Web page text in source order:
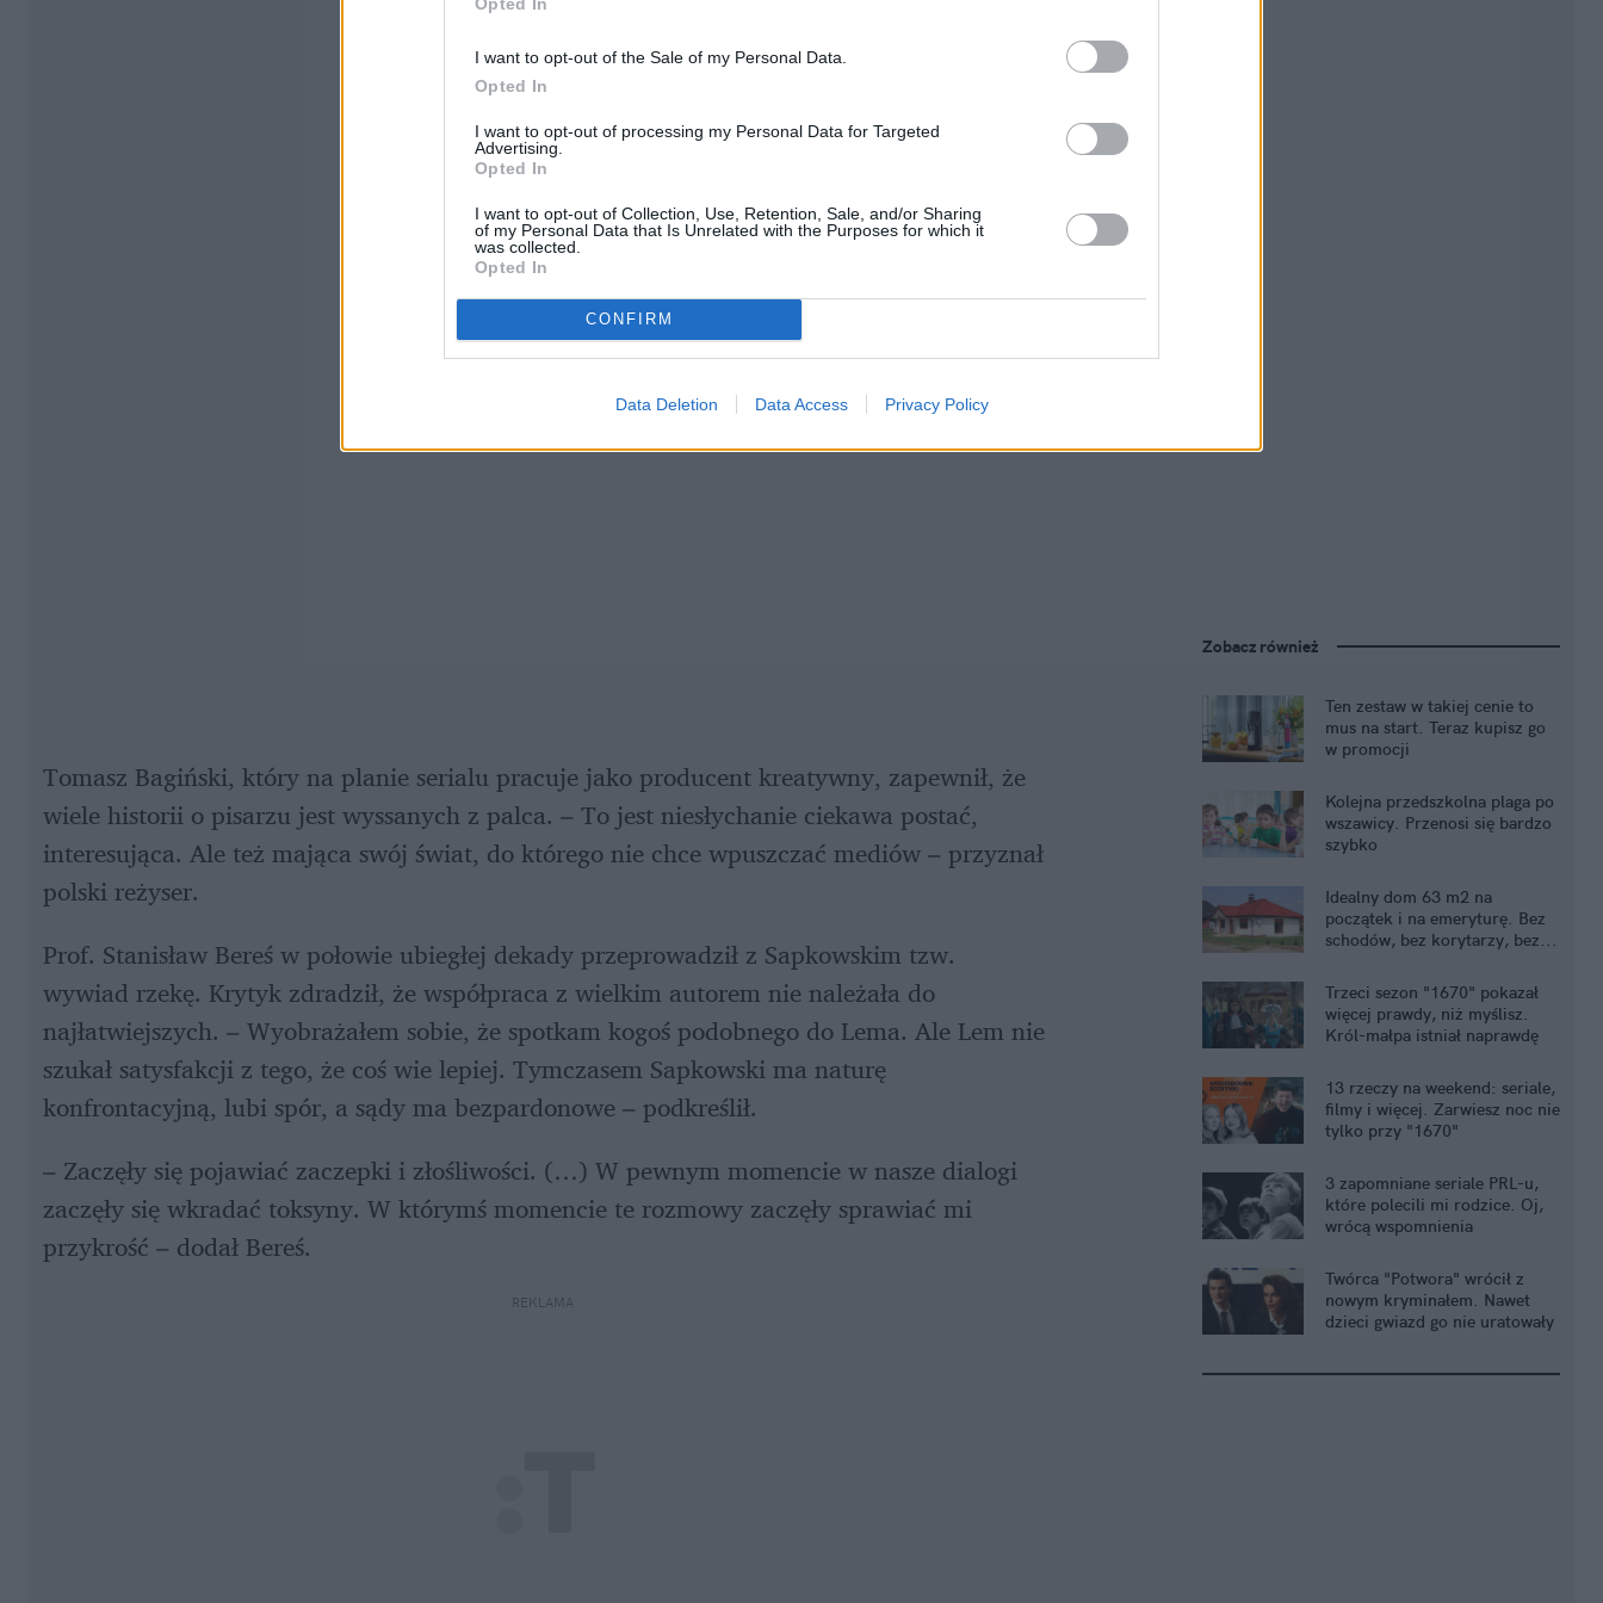
I want to opt-out of the Sale of my Personal Data.
Opted In
I want to opt-out of processing my Personal Data for Targeted
Advertising.
Opted In
I want to opt-out of Collection, Use, Retention, Sale, and/or Sharing
of my Personal Data that Is Unrelated with the Purposes for which it
was collected.
Opted In
CONFIRM
Data Deletion Data Access Privacy Policy
Tomasz Bagiński, który na planie serialu pracuje jako producent kreatywny, zapewnił, że
wiele historii o pisarzu jest wyssanych z palca. – To jest niesłychanie ciekawa postać,
interesująca. Ale też mająca swój świat, do którego nie chce wpuszczać mediów – przyznał
polski reżyser.
Prof. Stanisław Bereś w połowie ubiegłej dekady przeprowadził z Sapkowskim tzw.
wywiad rzekę. Krytyk zdradził, że współpraca z wielkim autorem nie należała do
najłatwiejszych. – Wyobrażałem sobie, że spotkam kogoś podobnego do Lema. Ale Lem nie
szukał satysfakcji z tego, że coś wie lepiej. Tymczasem Sapkowski ma naturę
konfrontacyjną, lubi spór, a sądy ma bezpardonowe – podkreślił.
– Zaczęły się pojawiać zaczepki i złośliwości. (…) W pewnym momencie w nasze dialogi
zaczęły się wkradać toksyny. W którymś momencie te rozmowy zaczęły sprawiać mi
przykrość – dodał Bereś.
REKLAMA
Zobacz również
Ten zestaw w takiej cenie to
mus na start. Teraz kupisz go
w promocji
Kolejna przedszkolna plaga po
wszawicy. Przenosi się bardzo
szybko
Idealny dom 63 m2 na
początek i na emeryturę. Bez
schodów, bez korytarzy, bez...
Trzeci sezon "1670" pokazał
więcej prawdy, niż myślisz.
Król-małpa istniał naprawdę
13 rzeczy na weekend: seriale,
filmy i więcej. Zarwiesz noc nie
tylko przy "1670"
3 zapomniane seriale PRL-u,
które polecili mi rodzice. Oj,
wrócą wspomnienia
Twórca "Potwora" wrócił z
nowym kryminałem. Nawet
dzieci gwiazd go nie uratowały